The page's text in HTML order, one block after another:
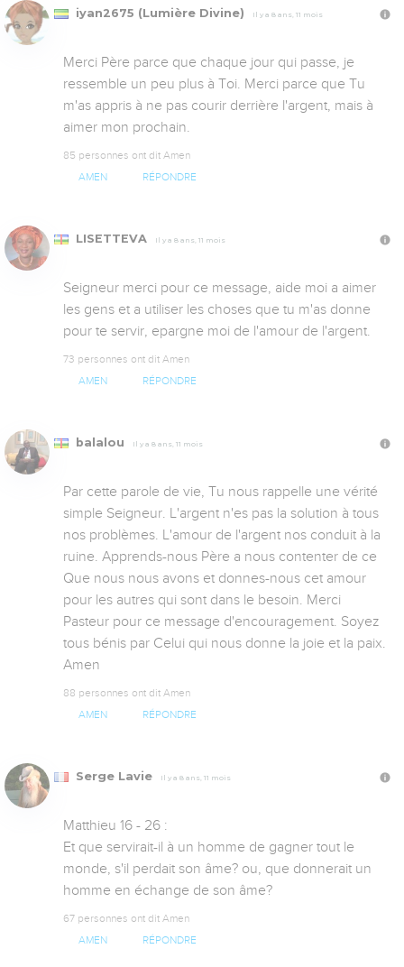
iyan2675 (Lumière Divine) Il y a 8 ans, 11 mois
Merci Père parce que chaque jour qui passe, je
ressemble un peu plus à Toi. Merci parce que Tu
m'as appris à ne pas courir derrière l'argent, mais à
aimer mon prochain.
85 personnes ont dit Amen
AMEN RÉPONDRE
LISETTEVA Il y a 8 ans, 11 mois
Seigneur merci pour ce message, aide moi a aimer
les gens et a utiliser les choses que tu m'as donne
pour te servir, epargne moi de l'amour de l'argent.
73 personnes ont dit Amen
AMEN RÉPONDRE
balalou Il y a 8 ans, 11 mois
Par cette parole de vie, Tu nous rappelle une vérité
simple Seigneur. L'argent n'es pas la solution à tous
nos problèmes. L'amour de l'argent nos conduit à la
ruine. Apprends-nous Père a nous contenter de ce
Que nous nous avons et donnes-nous cet amour
pour les autres qui sont dans le besoin. Merci
Pasteur pour ce message d'encouragement. Soyez
tous bénis par Celui qui nous donne la joie et la paix.
Amen
88 personnes ont dit Amen
AMEN RÉPONDRE
Serge Lavie Il y a 8 ans, 11 mois
Matthieu 16 - 26 :
Et que servirait-il à un homme de gagner tout le
monde, s'il perdait son âme? ou, que donnerait un
homme en échange de son âme?
67 personnes ont dit Amen
AMEN RÉPONDRE